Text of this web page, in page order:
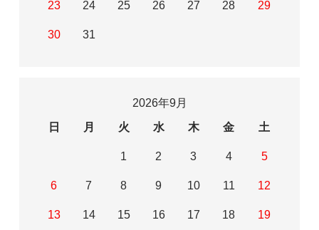
23 24 25 26 27 28 29
30 31
2026年9月
日
月 火 水 木 金 土
1 2 3 4 5
6 7 8 9 10 11 12
13 14 15 16 17 18 19